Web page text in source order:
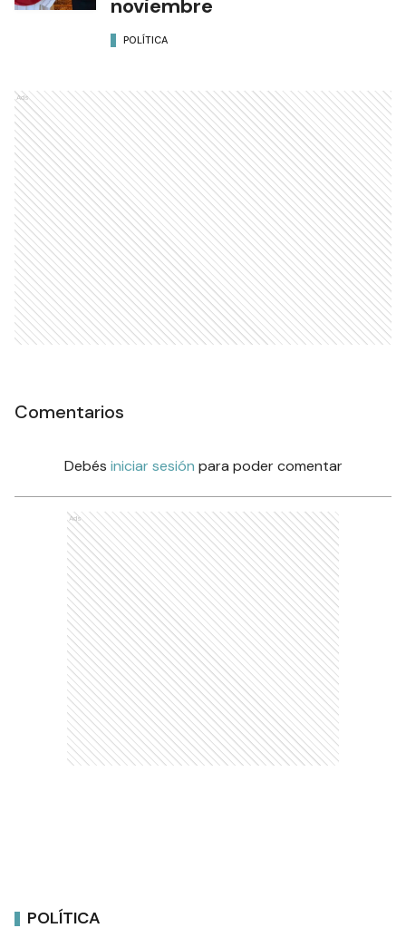
noviembre
POLÍTICA
Ads
Comentarios
Debés iniciar sesión para poder comentar
Ads
POLÍTICA